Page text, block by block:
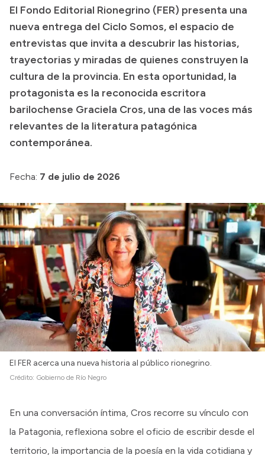
Historia
Geografía
Invertí en Río Negro
Transparencia
Presupuesto
Boletín Oficial
Consulta de expedientes
Consulta de pago a proveedores
Convocatorias
Intranet
Login
El Fondo Editorial Rionegrino (FER) presenta una
nueva entrega del Ciclo Somos, el espacio de
entrevistas que invita a descubrir las historias,
trayectorias y miradas de quienes construyen la
cultura de la provincia. En esta oportunidad, la
protagonista es la reconocida escritora
barilochense Graciela Cros, una de las voces más
relevantes de la literatura patagónica
contemporánea.
Fecha: 7 de julio de 2026
El FER acerca una nueva historia al público rionegrino.
Crédito: Gobierno de Río Negro
En una conversación íntima, Cros recorre su vínculo con
la Patagonia, reflexiona sobre el oficio de escribir desde el
territorio, la importancia de la poesía en la vida cotidiana y